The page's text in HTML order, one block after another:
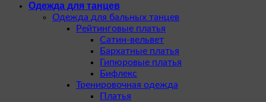
Одежда для танцев
Одежда для бальных танцев
Рейтинговые платья
Сатин-вельвет
Бархатные платья
Гипюровые платья
Бифлекс
Тренировочная одежда
Платья